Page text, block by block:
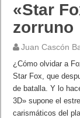
«Star
zorruno
Juan Cascón
¿Cómo olvidar a
Star Fox, que
de batalla. Y lo
3D» supone el
carismáticos del